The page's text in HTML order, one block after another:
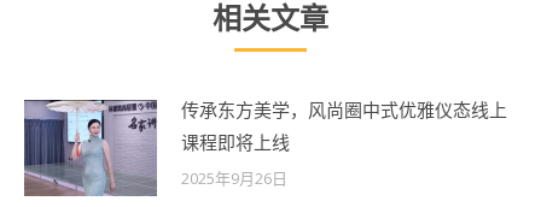
相关文章
传承东方美学，风尚圈中式优雅仪态线上
课程即将上线
2025年9月26日